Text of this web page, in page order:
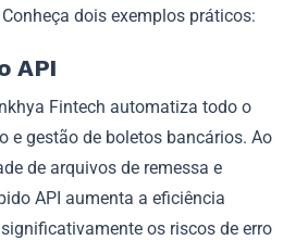
dois exemplos práticos:
API
Fintech automatiza todo o
e gestão de boletos bancários. Ao
de arquivos de remessa e
API aumenta a eficiência
os riscos de erro